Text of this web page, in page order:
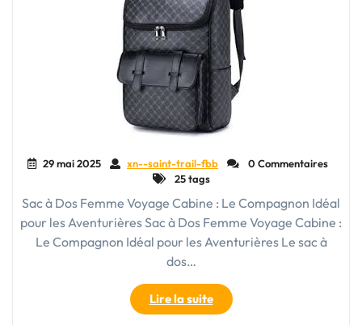
29 mai 2025 xn--saint-trail-fbb
0 Commentaires
25 tags
Sac à Dos Femme Voyage Cabine : Le Compagnon Idéal
pour les Aventurières Sac à Dos Femme Voyage Cabine :
Le Compagnon Idéal pour les Aventurières Le sac à
dos…
Lire la suite"Le
sac